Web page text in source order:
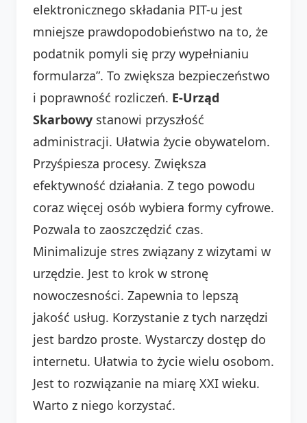
elektronicznego składania PIT-u jest
mniejsze prawdopodobieństwo na to, że
podatnik pomyli się przy wypełnianiu
formularza”. To zwiększa bezpieczeństwo
i poprawność rozliczeń. E-Urząd
Skarbowy stanowi przyszłość
administracji. Ułatwia życie obywatelom.
Przyśpiesza procesy. Zwiększa
efektywność działania. Z tego powodu
coraz więcej osób wybiera formy cyfrowe.
Pozwala to zaoszczędzić czas.
Minimalizuje stres związany z wizytami w
urzędzie. Jest to krok w stronę
nowoczesności. Zapewnia to lepszą
jakość usług. Korzystanie z tych narzędzi
jest bardzo proste. Wystarczy dostęp do
internetu. Ułatwia to życie wielu osobom.
Jest to rozwiązanie na miarę XXI wieku.
Warto z niego korzystać.